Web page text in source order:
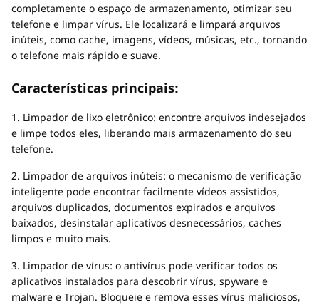
completamente o espaço de armazenamento, otimizar seu
telefone e limpar vírus. Ele localizará e limpará arquivos
inúteis, como cache, imagens, vídeos, músicas, etc., tornando
o telefone mais rápido e suave.
Características principais:
1. Limpador de lixo eletrônico: encontre arquivos indesejados
e limpe todos eles, liberando mais armazenamento do seu
telefone.
2. Limpador de arquivos inúteis: o mecanismo de verificação
inteligente pode encontrar facilmente vídeos assistidos,
arquivos duplicados, documentos expirados e arquivos
baixados, desinstalar aplicativos desnecessários, caches
limpos e muito mais.
3. Limpador de vírus: o antivírus pode verificar todos os
aplicativos instalados para descobrir vírus, spyware e
malware e Trojan. Bloqueie e remova esses vírus maliciosos,